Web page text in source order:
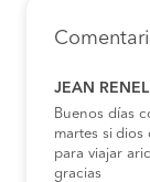
JEAN
Buenos días
martes si dios
para viajar
gracias